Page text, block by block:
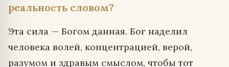
реальность словом?
Эта сила — Богом данная. Бог наделил
человека волей, концентрацией, верой,
разумом и здравым смыслом, чтобы тот